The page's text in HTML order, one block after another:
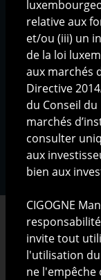
Mentions
personnelles
|
2025
relative aux
et/ou (iii) un
de la loi
aux marchés
Directive
du Conseil
marchés
consulter
aux
bien aux
CIGOGNE
invite tout
l'utilisation
ne l'empêche